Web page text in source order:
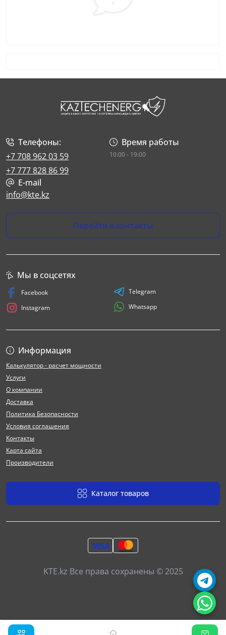
Телефоны:
+7 708 962 03 59
+7 777 828 86 99
Время работы
10:00 - 19:00
E-mail
info@kte.kz
Перейти в контакты
Информация
Калькулятор - расчет мощности
Услуги
О компании
Доставка
Политика Безопасности
Условия соглашения
Контакты
Карта сайта
Производители
Каталог товаров
Мы в соцсетях
Facebook
Instagram
Telegram
Whatsapp
KTE.kz Все права сохранены © 2025